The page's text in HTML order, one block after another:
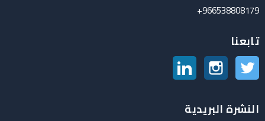
966538808179+
تابعنا
تويتر انستغرام
النشرة البريدية